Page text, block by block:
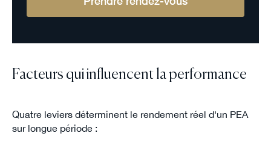
Facteurs qui influencent la performance
Quatre leviers déterminent le rendement réel d'un PEA
sur longue période :